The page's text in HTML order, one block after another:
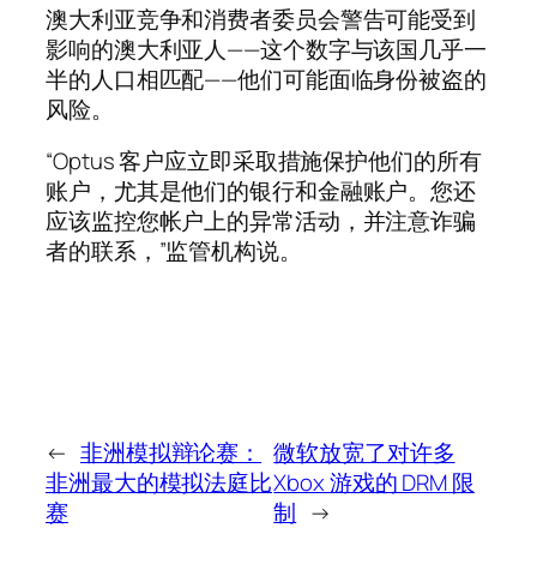
澳大利亚竞争和消费者委员会警告可能受到
影响的澳大利亚人——这个数字与该国几乎一
半的人口相匹配——他们可能面临身份被盗的
风险。
“Optus 客户应立即采取措施保护他们的所有
账户，尤其是他们的银行和金融账户。您还
应该监控您帐户上的异常活动，并注意诈骗
者的联系，”监管机构说。
← 非洲模拟辩论赛：
非洲最大的模拟法庭比
赛
微软放宽了对许多
Xbox 游戏的 DRM 限
制 →